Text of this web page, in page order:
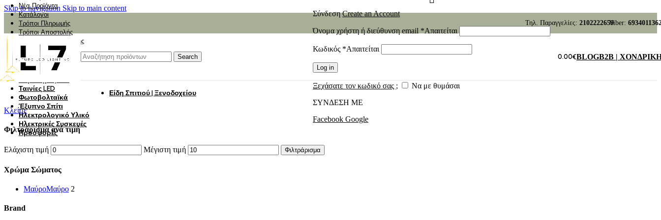
Skip to navigation Skip to main content
Νέα Προϊόντα
Κατάλογοι
Τρόποι Πληρωμής
Τρόποι Αποστολής
Αναζήτηση Αποστολής
Αξιολόγηση
Τηλ. Παραγγελίες: 2102222659Viber:
Search
ΣύνδεσηCreate an Account
Όνομα χρήστη ή διεύθυνση email *Απαιτείται
Κωδικός *Απαιτείται
Log in
Ξεχάσατε τον κωδικό σας ;
Να με θυμάσαι
ΣΥΝΔΕΣΗ ΜΕ
Facebook Google
0.00€BLOGB2B |
Φωτιστικά
Φωτιστικά Κήπου
Πάνελ Οροφής
Ταινίες LED
Φωτοβολταϊκά
Έξυπνο Σπίτι
Ηλεκτρολογικό Υλικό
Ηλεκτρικές Συσκευές
Προσφορές
Είδη Σπιτιού | Ξενοδοχείου
Κλείσε
Φιλτράρισμα ανά τιμή
Ελάχιστη τιμή Μέγιστη τιμή Φιλτράρισμα
Χρώμα Σώματος
ΜαύροΜαύρο 2
Brand